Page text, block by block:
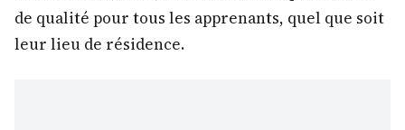
de qualité pour tous les apprenants, quel que soit
leur lieu de résidence.